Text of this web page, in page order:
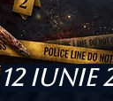
12 Iunie